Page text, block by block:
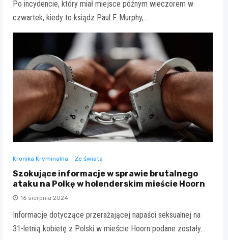
Po incydencie, który miał miejsce późnym wieczorem w
czwartek, kiedy to ksiądz Paul F. Murphy,…
Kronika Kryminalna Ze świata
Szokujące informacje w sprawie brutalnego
ataku na Polkę w holenderskim mieście Hoorn
16 sierpnia 2024
Informacje dotyczące przerażającej napaści seksualnej na
31-letnią kobietę z Polski w mieście Hoorn podane zostały…